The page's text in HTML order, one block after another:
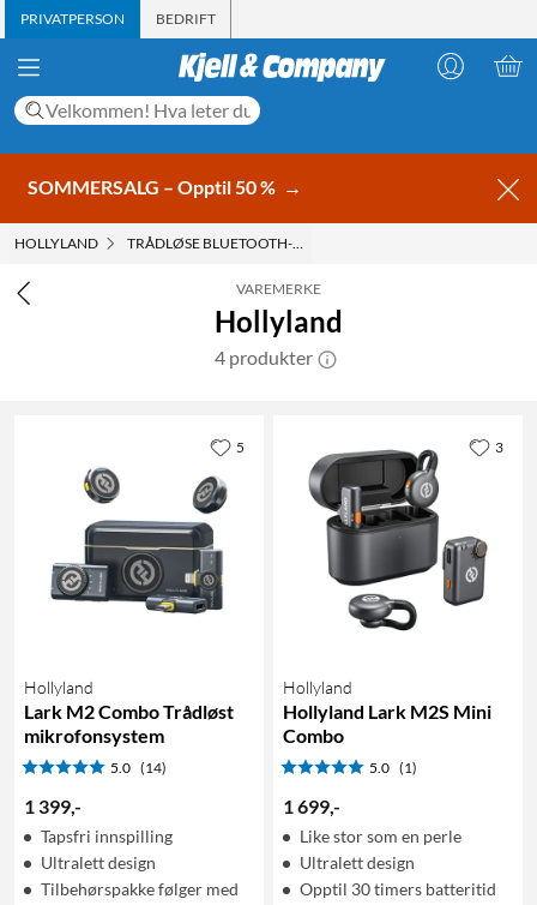
PRIVATPERSON BEDRIFT
SOMMERSALG – Opptil 50 % →
HOLLYLAND TRÅDLØSE BLUETOOTH-MIKROFONER
VAREMERKE
Hollyland
4 produkter
Hollyland
Lark M2 Combo Trådløst
mikrofonsystem
5.0 (14)
1 399,-
Tapsfri innspilling
Ultralett design
Tilbehørspakke følger med
5
Hollyland
Hollyland Lark M2S Mini
Combo
5.0 (1)
1 699,-
Like stor som en perle
Ultralett design
Opptil 30 timers batteritid
3